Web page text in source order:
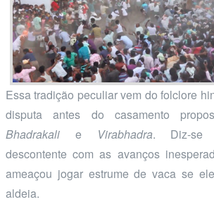
Essa tradição peculiar vem do folclore
disputa antes do casamento
Bhadrakali e Virabhadra. Diz-
descontente com as avanços
ameaçou jogar estrume de vaca se
aldeia.